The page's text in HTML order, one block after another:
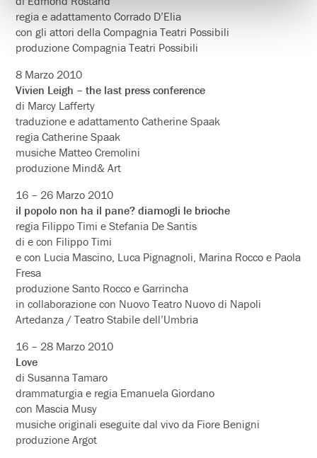
regia e adattamento Corrado D’Elia
con gli attori della Compagnia Teatri Possibili
produzione Compagnia Teatri Possibili
8 Marzo 2010
Vivien Leigh – the last press conference
di Marcy Lafferty
traduzione e adattamento Catherine Spaak
regia Catherine Spaak
musiche Matteo Cremolini
produzione Mind& Art
16 – 26 Marzo 2010
il popolo non ha il pane? diamogli le brioche
regia Filippo Timi e Stefania De Santis
di e con Filippo Timi
e con Lucia Mascino, Luca Pignagnoli, Marina Rocco e Paola
Fresa
produzione Santo Rocco e Garrincha
in collaborazione con Nuovo Teatro Nuovo di Napoli
Artedanza / Teatro Stabile dell’Umbria
16 – 28 Marzo 2010
Love
di Susanna Tamaro
drammaturgia e regia Emanuela Giordano
con Mascia Musy
musiche originali eseguite dal vivo da Fiore Benigni
produzione Argot